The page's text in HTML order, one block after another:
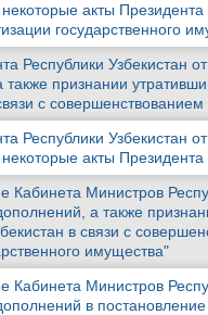
акты
государственного
Республики Узбекистан
признании
с
Республики Узбекистан
акты Президента
Кабинета Министров
а также
в связи с
имущества"
Кабинета Министров
в